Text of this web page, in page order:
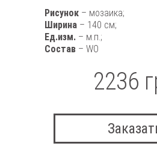
Рисунок – мозаика;
Ширина – 140 см;
Ед.изм. – м.п.;
Состав – WO
2236